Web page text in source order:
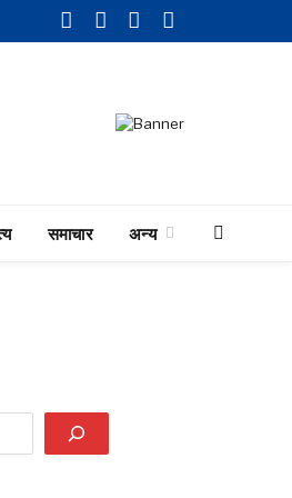
Facebook
TwitterLinkedInYouTube
समाचार अन्य